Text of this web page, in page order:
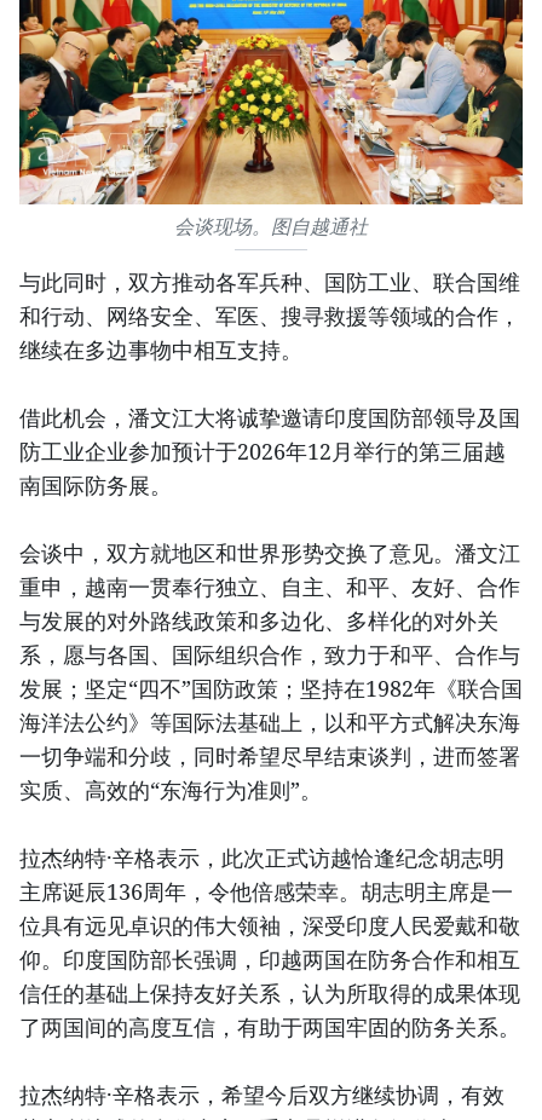
会谈现场。图自越通社
与此同时，双方推动各军兵种、国防工业、联合国维
和行动、网络安全、军医、搜寻救援等领域的合作，
继续在多边事物中相互支持。
借此机会，潘文江大将诚挚邀请印度国防部领导及国
防工业企业参加预计于2026年12月举行的第三届越
南国际防务展。
会谈中，双方就地区和世界形势交换了意见。潘文江
重申，越南一贯奉行独立、自主、和平、友好、合作
与发展的对外路线政策和多边化、多样化的对外关
系，愿与各国、国际组织合作，致力于和平、合作与
发展；坚定“四不”国防政策；坚持在1982年《联合国
海洋法公约》等国际法基础上，以和平方式解决东海
一切争端和分歧，同时希望尽早结束谈判，进而签署
实质、高效的“东海行为准则”。
拉杰纳特·辛格表示，此次正式访越恰逢纪念胡志明
主席诞辰136周年，令他倍感荣幸。胡志明主席是一
位具有远见卓识的伟大领袖，深受印度人民爱戴和敬
仰。印度国防部长强调，印越两国在防务合作和相互
信任的基础上保持友好关系，认为所取得的成果体现
了两国间的高度互信，有助于两国牢固的防务关系。
拉杰纳特·辛格表示，希望今后双方继续协调，有效